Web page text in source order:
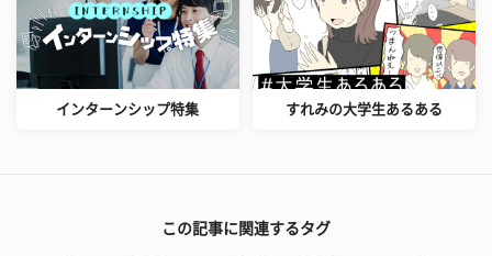
インターンシップ特集 すれみの大学生あるある
この記事に関連するタグ